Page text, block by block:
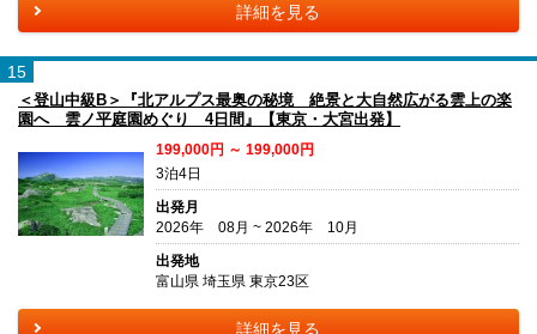
詳細を見る
15
＜登山中級B＞『北アルプス最奥の秘境 絶景と大自然広がる雲上の楽
園へ 雲ノ平庭園めぐり 4日間』【東京・大宮出発】
199,000円 ～ 199,000円
3泊4日
出発月
2026年 08月 ~ 2026年 10月
出発地
富山県 埼玉県 東京23区
詳細を見る